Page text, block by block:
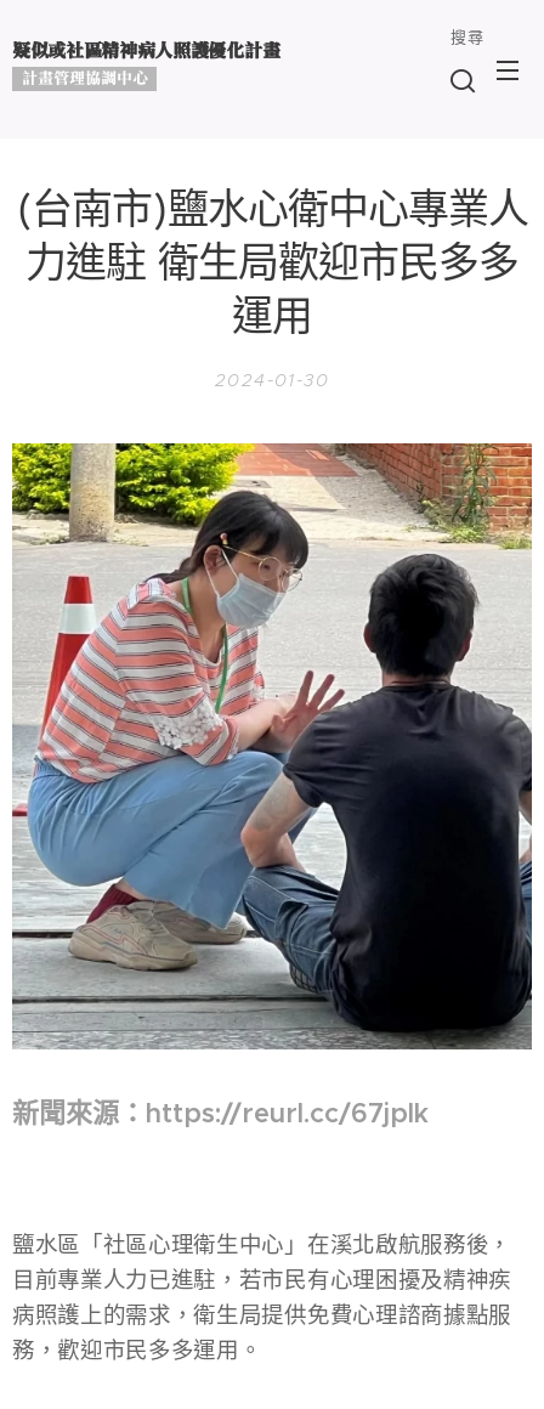
疑似或社區精神病人照護優化計畫
計畫管理協調中心
搜尋
(台南市)鹽水心衛中心專業人
力進駐 衛生局歡迎市民多多
運用
2024-01-30
新聞來源：https://reurl.cc/67jplk
鹽水區「社區心理衛生中心」在溪北啟航服務後，
目前專業人力已進駐，若市民有心理困擾及精神疾
病照護上的需求，衛生局提供免費心理諮商據點服
務，歡迎市民多多運用。